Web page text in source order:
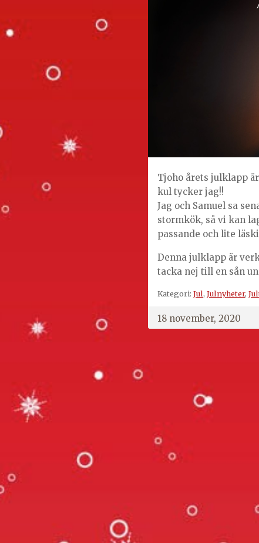
Tjoho årets julklapp
kul tycker jag!!
Jag och Samuel sa
stormkök, så vi kan
passande och lite
Denna julklapp är
tacka nej till en sån
Kategori: Jul, Julnyheter,
18 november, 2020